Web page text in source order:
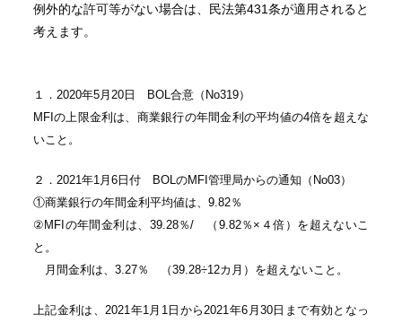
例外的な許可等がない場合は、民法第431条が適用されると
考えます。
１．2020年5月20日 BOL合意（No319）
MFIの上限金利は、商業銀行の年間金利の平均値の4倍を超えな
いこと。
２．2021年1月6日付 BOLのMFI管理局からの通知（No03）
①商業銀行の年間金利平均値は、9.82％
②MFIの年間金利は、39.28％/ （9.82％×４倍）を超えないこ
と。
月間金利は、3.27％ （39.28÷12カ月）を超えないこと。
上記金利は、2021年1月1日から2021年6月30日まで有効となっ